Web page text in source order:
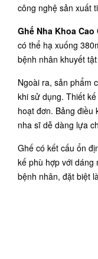
công nghệ sản xuất
Ghế Nha Khoa Cao
có thể hạ xuống
bệnh nhân khuyết
Ngoài ra, sản phẩm
khi sử dụng. Thiết
hoạt đơn. Bảng điều
nha sĩ dễ dàng lựa
Ghế có kết cấu ổn
kế phù hợp với dáng
bệnh nhân, đặt biệt